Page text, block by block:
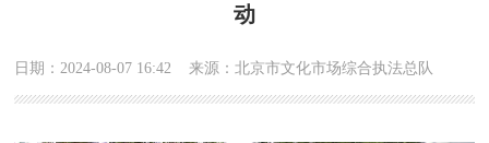
动
日期：2024-08-07 16:42 来源：北京市文化市场综合执法总队